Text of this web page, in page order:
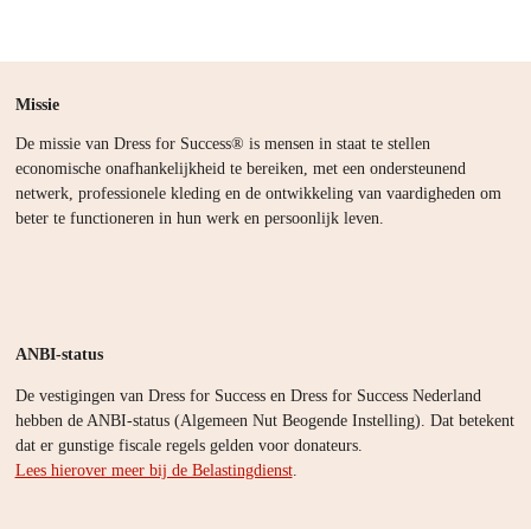
Missie
De missie van Dress for Success® is mensen in staat te stellen
economische onafhankelijkheid te bereiken, met een ondersteunend
netwerk, professionele kleding en de ontwikkeling van vaardigheden om
beter te functioneren in hun werk en persoonlijk leven.
ANBI-status
De vestigingen van Dress for Success en Dress for Success Nederland
hebben de ANBI-status (Algemeen Nut Beogende Instelling). Dat betekent
dat er gunstige fiscale regels gelden voor donateurs.
Lees hierover meer bij de Belastingdienst.